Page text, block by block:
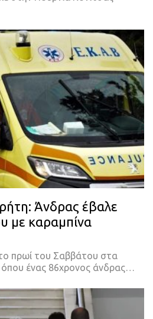
Άνδρας έβαλε
με καραμπίνα
πρωί του Σαββάτου στα
όπου ένας 86χρονος άνδρας…